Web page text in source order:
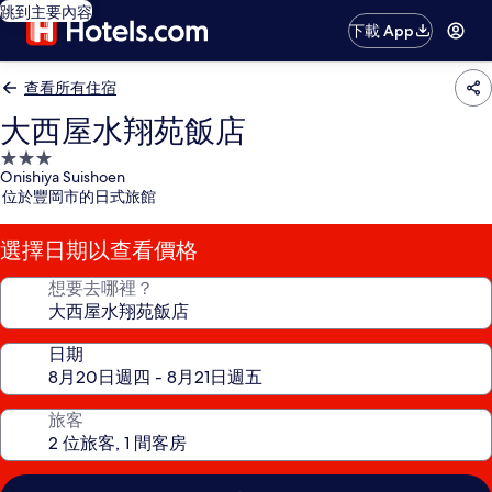
跳到主要內容
下載 App
查看所有住宿
大西屋水翔苑飯店
3.0
星
級
住
宿
Onishiya Suishoen
位於豐岡市的日式旅館
選擇日期以查看價格
想要去哪裡？
日期
旅客